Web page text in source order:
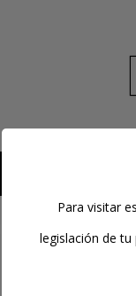
Para visitar
legislación de